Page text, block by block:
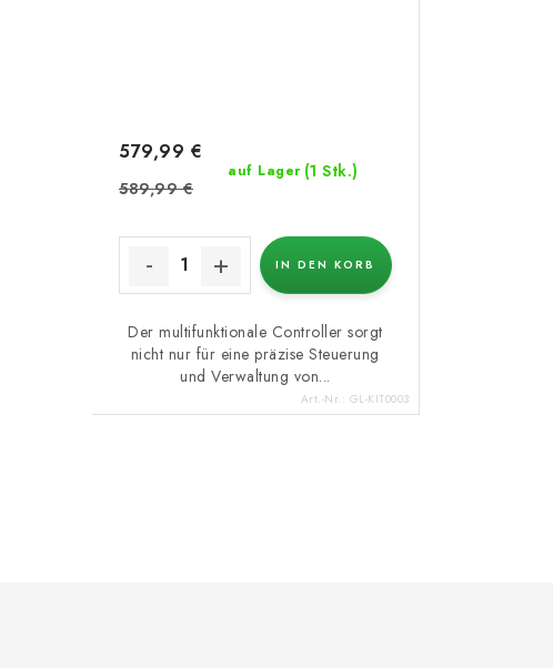
auf Lager (1 Stk.)
579,99 €
589,99 €
IN DEN KORB
Der multifunktionale Controller sorgt
nicht nur für eine präzise Steuerung
und Verwaltung von...
Art.-Nr.: GL-KIT0003